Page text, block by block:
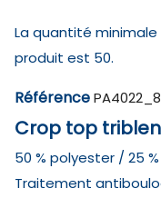
La quantité
produit est 50.
Référence
Crop top
50 % polyester / 25
Traitement